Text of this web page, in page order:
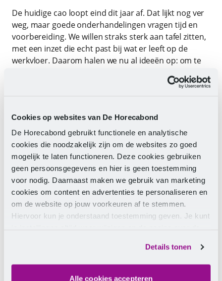
Cookies op websites van De Horecabond
De Horecabond gebruikt functionele en analytische
cookies die noodzakelijk zijn om de websites zo goed
mogelijk te laten functioneren. Deze cookies gebruiken
geen persoonsgegevens en hier is geen toestemming
voor nodig. Daarnaast maken we gebruik van marketing
cookies om content en advertenties te personaliseren en
om de website op jouw voorkeuren af te stemmen.
Hiervoor kun je onderstaand toestemming geven. Je kunt
Details tonen
Alle cookies accepteren
De huidige cao loopt eind dit jaar af. Dat lijkt nog ver
weg, maar goede onderhandelingen vragen tijd en
voorbereiding. We willen straks sterk aan tafel zitten,
met een inzet die echt past bij wat er leeft op de
werkvloer. Daarom halen we nu al ideeën op: om te
kansen liggen. Zo bouwen we samen aan een cao die
Wat gebeurt er met jouw input?
Alles wat we ophalen – via gesprekken, enquêtes,
bijeenkomsten en mails – bundelen we zorgvuldig. Op
basis daarvan maken we een concept-inzet: dat is
onze inzet richting de werkgevers. Hierin staan de
punten die we namens jullie willen bereiken en
waarover we met de werkgever willen onderhandelen
voor een nieuwe cao. Die leggen we voor aan onze
recreatie. Pas daarna starten de onderhandelingen.
weegt écht mee.